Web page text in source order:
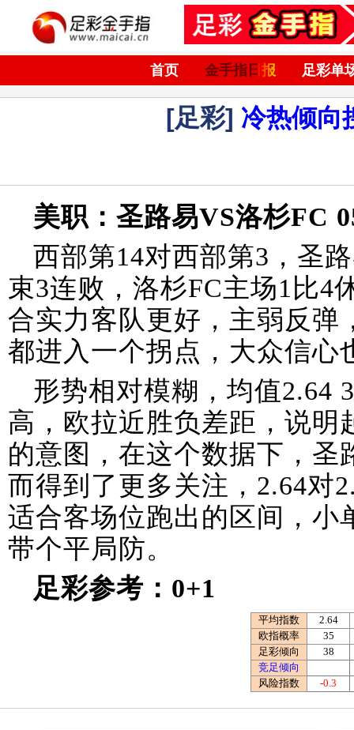
首页 金手指日报 足彩单
[足彩] 冷热倾向
美职：圣路易VS洛杉FC
西部第14对西部第3，圣
束3连败，洛杉FC主场1比4
合实力客队更好，主弱反弹
都进入一个拐点，大众信心
形势相对模糊，均值2.64
高，欧拉近胜负差距，说明
的意图，在这个数据下，圣
而得到了更多关注，2.64对
适合客场位跑出的区间，小
带个平局防。
足彩参考：0+1
平均指数
2.64
欧指概率
35
足彩倾向
38
竞足倾向
风险指数
-0.3